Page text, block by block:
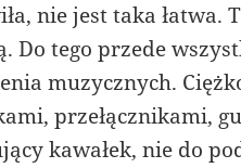
nie jest taka łatwa.
Do tego przede
muzycznych.
przełącznikami,
kawałek, nie do